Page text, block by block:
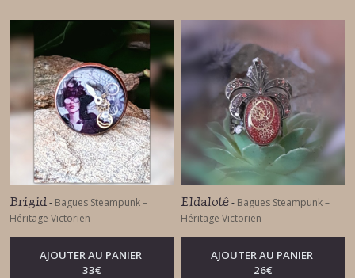
Brigid - Bagues Steampunk –
Héritage Victorien
AJOUTER AU PANIER
33€
Eldalotê- Bagues Steampunk –
Héritage Victorien
AJOUTER AU PANIER
26€